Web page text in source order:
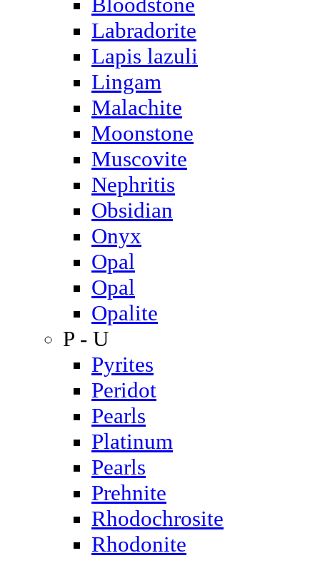
Labradorite
Lapis lazuli
Lingam
Malachite
Moonstone
Muscovite
Nephritis
Obsidian
Onyx
Opal
Opal
Opalite
P - U
Pyrites
Peridot
Pearls
Platinum
Pearls
Prehnite
Rhodochrosite
Rhodonite